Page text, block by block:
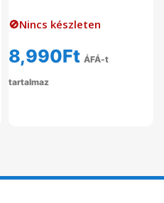
🚫Nincs készleten
8,990Ft ÁFÁ-t
tartalmaz